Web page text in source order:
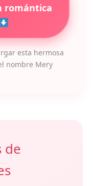
romántica
esta hermosa
nombre Mery
de